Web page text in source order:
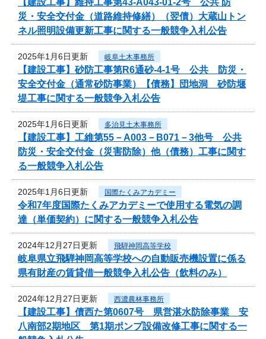
災・安全交付金（道路維持修繕）（翌債）大蔵山トン
ネル照明設備更新工事に関する一般競争入札公告
2025年1月6日更新 岐阜土木事務所
【建設工事】砂防工事第R6通砂-4-1号 公共 防災・
安全交付金（通常砂防事業）【債務】団地洞 砂防堰
堤工事に関する一般競争入札公告
2025年1月6日更新 多治見土木事務所
【建設工事】工維第55－A003－B071－3他号 公共
防災・安全交付金（災害防除）他（債務）工事に関す
る一般競争入札公告
2025年1月6日更新 国際たくみアカデミー
令和7年度国際たくみアカデミーで使用する電気の調
達（単価契約）に関する一般競争入札公告
2024年12月27日更新 飛騨神岡高等学校
岐阜県立飛騨神岡高等学校への自動販売機設置に係る
県有財産の賃貸借一般競争入札公告（飲料のみ）
2024年12月27日更新 西濃農林事務所
【建設工事】債西た第0607号 県営湛水防除事業 安
八南部2期地区 第1期ポンプ設備改修工事に関する一